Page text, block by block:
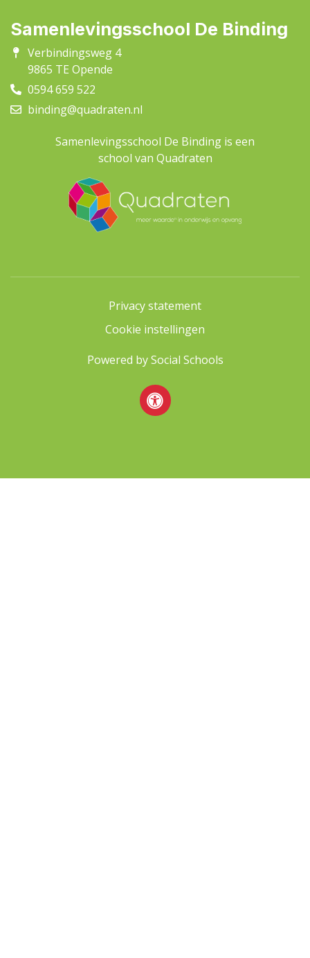
Samenlevingsschool De Binding
Verbindingsweg 4
9865 TE Opende
0594 659 522
binding@quadraten.nl
Samenlevingsschool De Binding is een
school van Quadraten
Privacy statement
Cookie instellingen
Powered bySocial Schools